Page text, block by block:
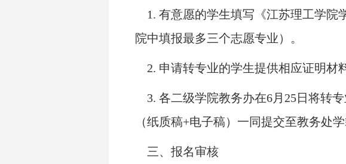
1. 有意愿的学生填写 《江苏理工学院
院中填报最多三个志愿专业）。
2. 申请转专业的学生提供相应证明材
3. 各二级学院教务办在6月 25日将转
（纸质稿+电子稿）一同提交至教务处学
三、报名审核